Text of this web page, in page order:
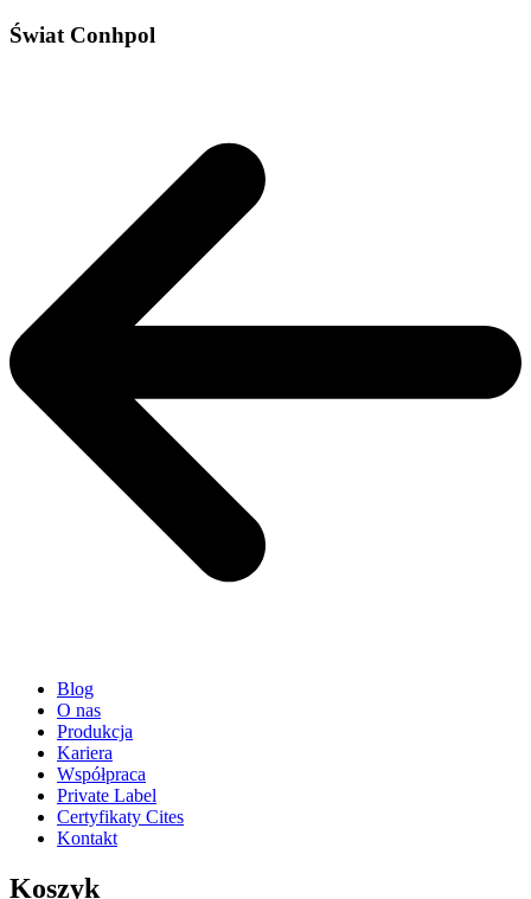
Świat Conhpol
Blog
O nas
Produkcja
Kariera
Współpraca
Private Label
Certyfikaty Cites
Kontakt
Koszyk